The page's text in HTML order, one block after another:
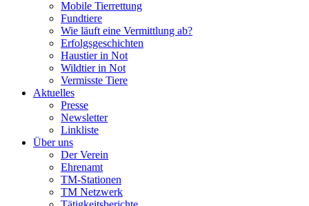
Mobile Tierrettung
Fundtiere
Wie läuft eine Vermittlung ab?
Erfolgsgeschichten
Haustier in Not
Wildtier in Not
Vermisste Tiere
Aktuelles
Presse
Newsletter
Linkliste
Über uns
Der Verein
Ehrenamt
TM-Stationen
TM Netzwerk